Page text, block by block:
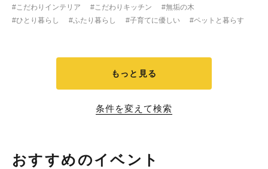
#こだわりインテリア
#こだわりキッチン
#無垢の木
#ひとり暮らし
#ふたり暮らし #子育てに優しい #ペットと暮らす
もっと見る
条件を変えて検索
おすすめのイベント